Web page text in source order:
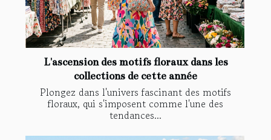
L'ascension des motifs floraux dans les
collections de cette année
Plongez dans l'univers fascinant des motifs
floraux, qui s'imposent comme l'une des
tendances...